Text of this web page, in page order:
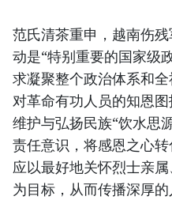
范氏清茶重申，越南伤
动是“特别重要的国家级
求凝聚整个政治体系和
对革命有功人员的知恩
维护与弘扬民族“饮水思
责任意识，将感恩之心
应以最好地关怀烈士亲
为目标，从而传播深厚